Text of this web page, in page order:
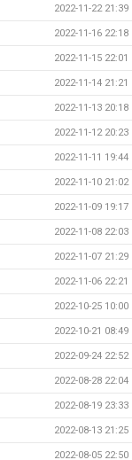
2022-11-22 21:39
2022-11-16 22:18
2022-11-15 22:01
2022-11-14 21:21
2022-11-13 20:18
2022-11-12 20:23
2022-11-11 19:44
2022-11-10 21:02
2022-11-09 19:17
2022-11-08 22:03
2022-11-07 21:29
2022-11-06 22:21
2022-10-25 10:00
2022-10-21 08:49
2022-09-24 22:52
2022-08-28 22:04
2022-08-19 23:33
2022-08-13 21:25
2022-08-05 22:50